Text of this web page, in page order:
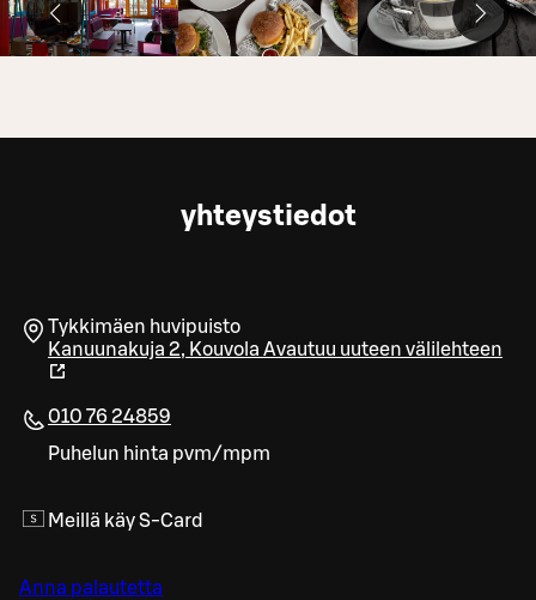
yhteystiedot
Tykkimäen huvipuisto
Kanuunakuja 2, Kouvola Avautuu uuteen välilehteen
010 76 24859
Puhelun hinta pvm/mpm
Meillä käy S-Card
Anna palautetta